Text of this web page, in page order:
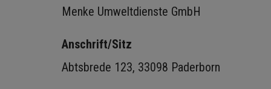
Menke Umweltdienste GmbH
Anschrift/Sitz
Abtsbrede 123, 33098 Paderborn